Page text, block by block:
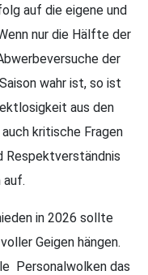
auf die eigene und
nur die Hälfte der
der
wahr ist, so ist
aus den
kritische Fragen
Respektverständnis
auf.
in 2026 sollte
Geigen hängen.
Personalwolken das